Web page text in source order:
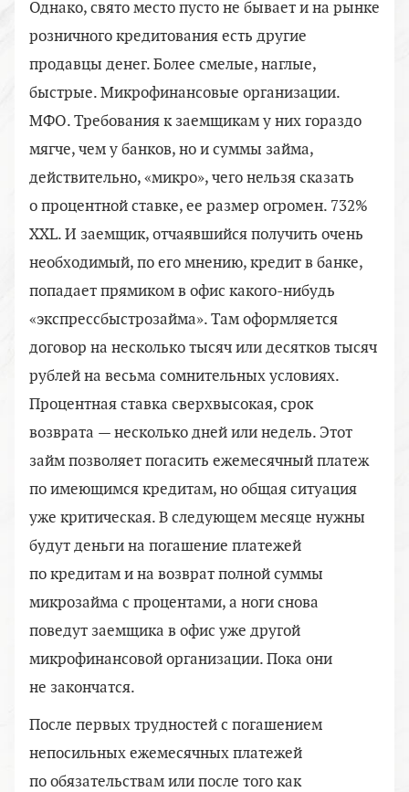
Однако, свято место пусто не бывает и на рынке
розничного кредитования есть другие
продавцы денег. Более смелые, наглые,
быстрые. Микрофинансовые организации.
МФО. Требования к заемщикам у них гораздо
мягче, чем у банков, но и суммы займа,
действительно, «микро», чего нельзя сказать
о процентной ставке, ее размер огромен. 732%
XXL. И заемщик, отчаявшийся получить очень
необходимый, по его мнению, кредит в банке,
попадает прямиком в офис какого-нибудь
«экспрессбыстрозайма». Там оформляется
договор на несколько тысяч или десятков тысяч
рублей на весьма сомнительных условиях.
Процентная ставка сверхвысокая, срок
возврата — несколько дней или недель. Этот
займ позволяет погасить ежемесячный платеж
по имеющимся кредитам, но общая ситуация
уже критическая. В следующем месяце нужны
будут деньги на погашение платежей
по кредитам и на возврат полной суммы
микрозайма с процентами, а ноги снова
поведут заемщика в офис уже другой
микрофинансовой организации. Пока они
не закончатся.
После первых трудностей с погашением
непосильных ежемесячных платежей
по обязательствам или после того как